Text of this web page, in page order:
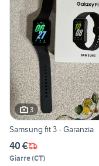
3
Samsung fit 3 - Garanzia
40 €
Giarre(CT)